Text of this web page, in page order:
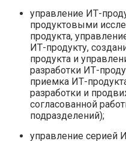
управление ИТ-
продуктовыми
продукта,
ИТ-продукту,
продукта и
разработки ИТ-
приемка ИТ-
разработки и
согласованной
подразделений);
управление серией